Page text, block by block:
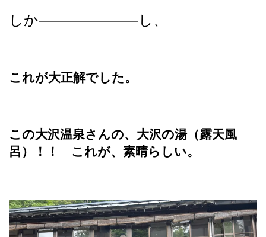
しか———————し、
これが大正解でした。
この大沢温泉さんの、大沢の湯（露天風
呂）！！ これが、素晴らしい。